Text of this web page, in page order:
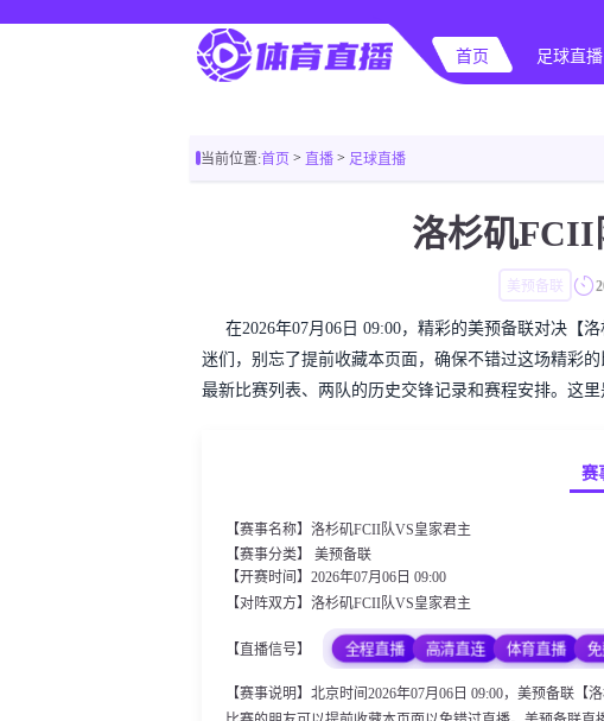
首页 足球直播
当前位置:首页 > 直播 > 足球直播
洛杉矶FCII
美预备联
在2026年07月06日 09:00，精彩的美预备联对决【
迷们，别忘了提前收藏本页面，确保不错过这场精彩
最新比赛列表、两队的历史交锋记录和赛程安排。这
赛
【赛事名称】洛杉矶FCII队VS皇家君主
【赛事分类】 美预备联
【开赛时间】2026年07月06日 09:00
【对阵双方】洛杉矶FCII队VS皇家君主
【直播信号】 全程直播 高清直连 体育直播
【赛事说明】北京时间2026年07月06日 09:00，美预备联